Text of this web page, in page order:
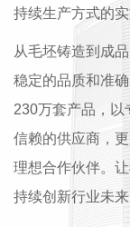
持续生产方式的实
从毛坯铸造到成
稳定的品质和准
230万套产品，以
信赖的供应商，
理想合作伙伴。
持续创新行业未